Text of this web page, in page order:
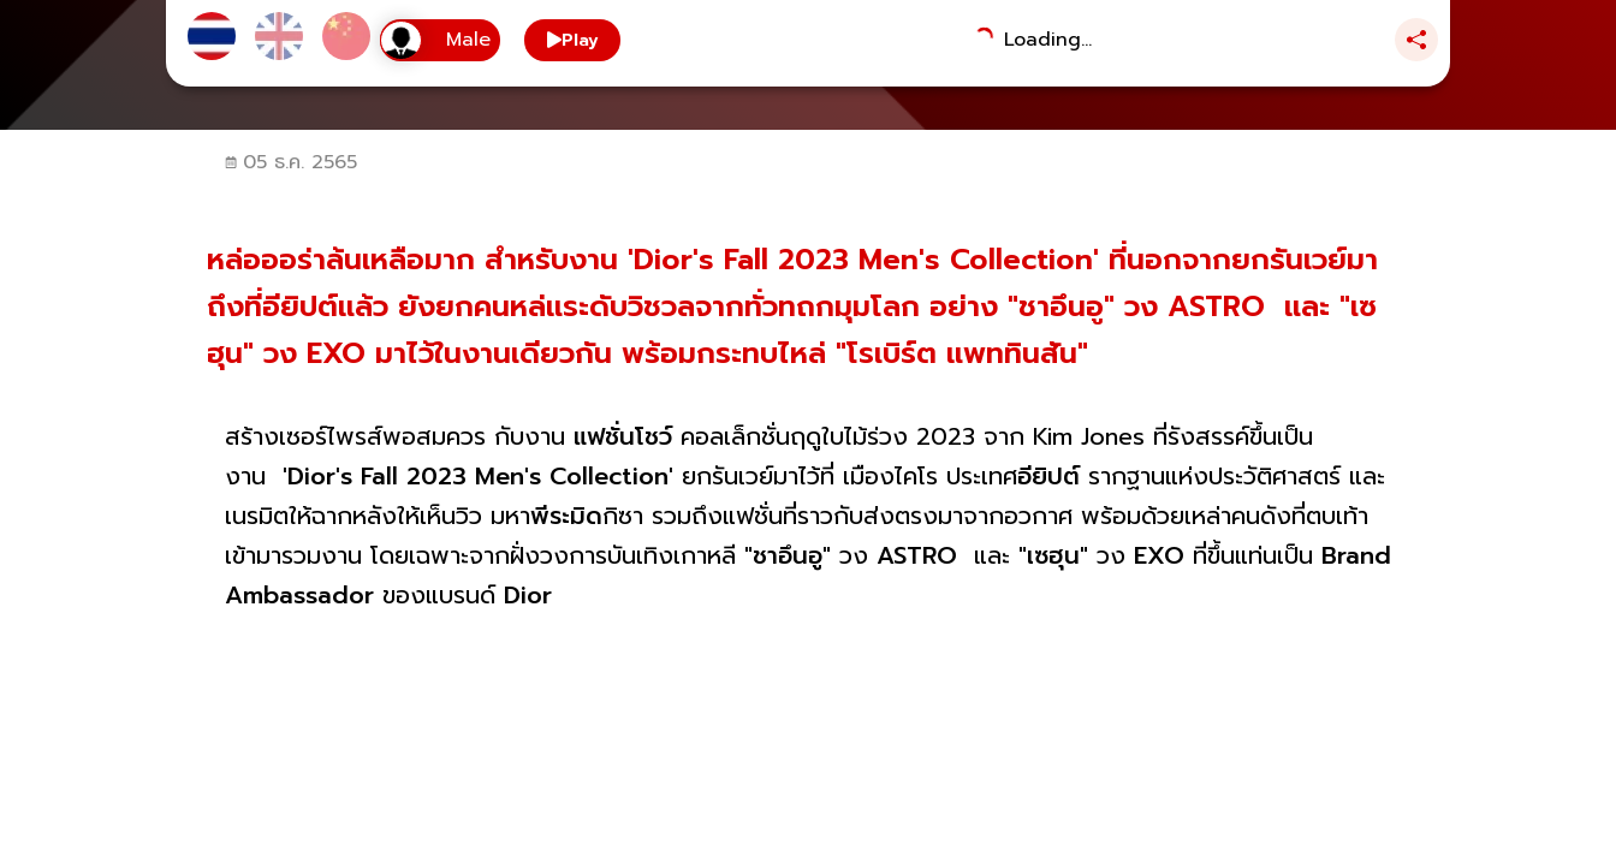
Play Loading...
05 ธ.ค. 2565
หล่อออร่าล้นเหลือมาก สำหรับงาน 'Dior's Fall 2023 Men's Collection' ที่นอกจากยกรันเวย์มา
ถึงที่อียิปต์แล้ว ยังยกคนหล่แระดับวิชวลจากทั่วทถกมุมโลก อย่าง "ชาอึนอู" วง ASTRO และ "เซ
ฮุน" วง EXO มาไว้ในงานเดียวกัน พร้อมกระทบไหล่ "โรเบิร์ต แพททินสัน"
สร้างเซอร์ไพรส์พอสมควร กับงาน แฟชั่นโชว์คอลเล็กชั่นฤดูใบไม้ร่วง 2023 จาก Kim Jones ที่รังสรรค์ขึ้นเป็น
งาน 'Dior's Fall 2023 Men's Collection' ยกรันเวย์มาไว้ที่ เมืองไคโร ประเทศอียิปต์รากฐานแห่งประวัติศาสตร์ และ
เนรมิตให้ฉากหลังให้เห็นวิว มหาพีระมิดกิซา รวมถึงแฟชั่นที่ราวกับส่งตรงมาจากอวกาศ พร้อมด้วยเหล่าคนดังที่ตบเท้า
เข้ามารวมงาน โดยเฉพาะจากฝั่งวงการบันเทิงเกาหลี "ชาอึนอู" วง ASTRO และ "เซฮุน" วง EXO ที่ขึ้นแท่นเป็น Brand
Ambassador ของแบรนด์ Dior